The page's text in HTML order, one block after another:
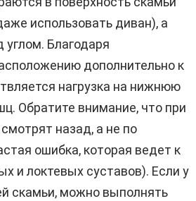
использовать диван), а
углом. Благодаря
дополнительно к
нагрузка на нижнюю
Обратите внимание, что при
назад, а не по
ошибка, которая ведет к
и локтевых суставов). Если у
скамьи, можно выполнять